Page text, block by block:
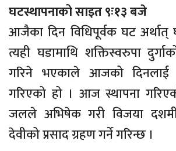
घटस्थापनाको साइत ९ः१३ बजे
आजैका दिन विधिपूर्वक घट अर्थात्
त्यही घडामाथि शक्तिस्वरुपा
गरिने भएकाले आजको दिनलाई
गरिएको हो । आज स्थापना
जलले अभिषेक गरी विजया
देवीको प्रसाद ग्रहण गर्ने गरिन्छ ।